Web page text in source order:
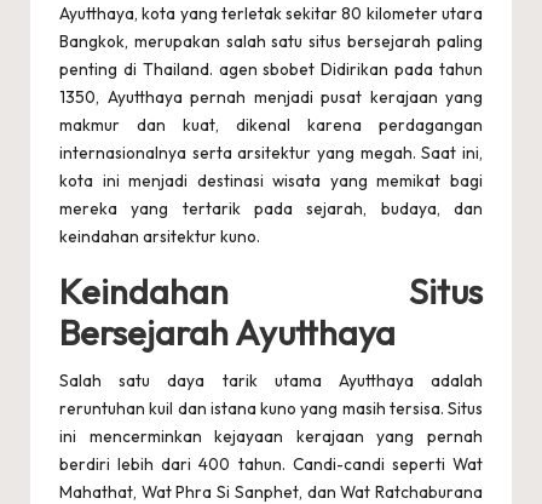
r
u
p
d
a
t
e
2
0
2
4
Ayutthaya, kota yang terletak sekitar 80 kilometer utara
Bangkok, merupakan salah satu situs bersejarah paling
penting di Thailand. agen sbobet Didirikan pada tahun
1350, Ayutthaya pernah menjadi pusat kerajaan yang
makmur dan kuat, dikenal karena perdagangan
internasionalnya serta arsitektur yang megah. Saat ini,
kota ini menjadi destinasi wisata yang memikat bagi
mereka yang tertarik pada sejarah, budaya, dan
keindahan arsitektur kuno.
Keindahan Situs
Bersejarah Ayutthaya
Salah satu daya tarik utama Ayutthaya adalah
reruntuhan kuil dan istana kuno yang masih tersisa. Situs
ini mencerminkan kejayaan kerajaan yang pernah
berdiri lebih dari 400 tahun. Candi-candi seperti Wat
Mahathat, Wat Phra Si Sanphet, dan Wat Ratchaburana